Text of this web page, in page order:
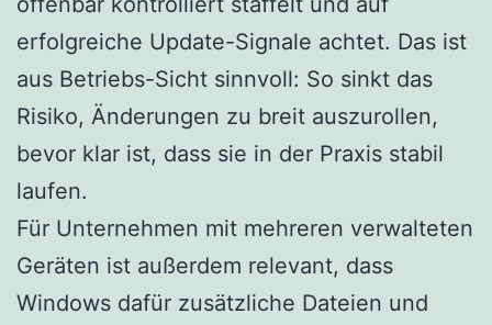
erfolgreiche Update-Signale achtet. Das ist
aus Betriebs-Sicht sinnvoll: So sinkt das
Risiko, Änderungen zu breit auszurollen,
bevor klar ist, dass sie in der Praxis stabil
laufen.
Für Unternehmen mit mehreren verwalteten
Geräten ist außerdem relevant, dass
Windows dafür zusätzliche Dateien und